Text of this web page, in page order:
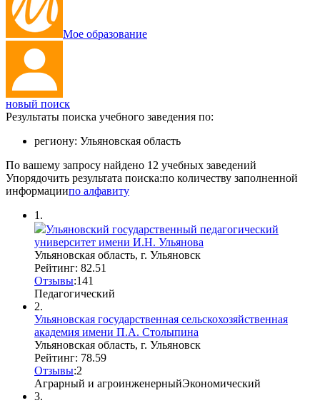
Мое образование
новый поиск
Результаты поиска учебного заведения по:
региону: Ульяновская область
По вашему запросу найдено 12 учебных заведений
Упорядочить результата поиска:по количеству заполненной
информациипо алфавиту
1.
Ульяновский государственный педагогический
университет имени И.Н. Ульянова
Ульяновская область, г. Ульяновск
Рейтинг: 82.51
Отзывы:141
Педагогический
2.
Ульяновская государственная сельскохозяйственная
академия имени П.А. Столыпина
Ульяновская область, г. Ульяновск
Рейтинг: 78.59
Отзывы:2
Аграрный и агроинженерныйЭкономический
3.